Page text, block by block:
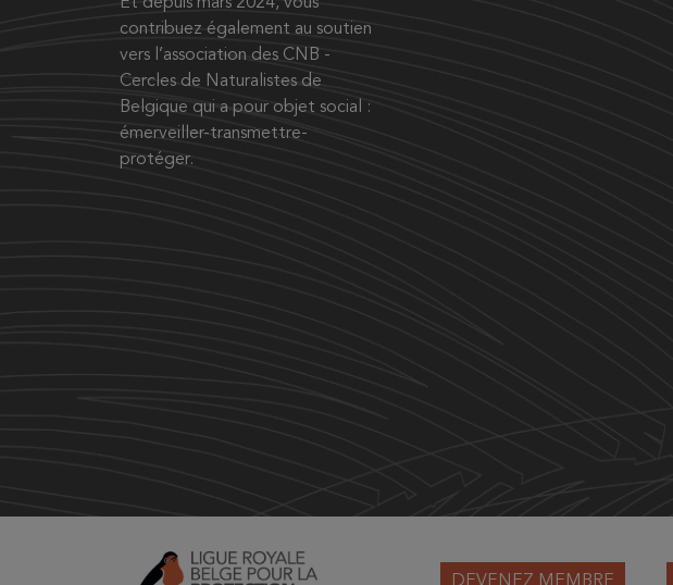
Et depuis mars 2024, vous
contribuez également au soutien
vers l’association des CNB -
Cercles de Naturalistes de
Belgique qui a pour objet social :
émerveiller-transmettre-
protéger.